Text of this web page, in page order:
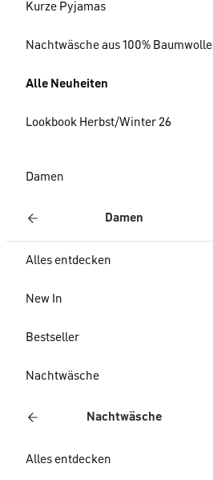
Kurze Pyjamas
Nachtwäsche aus 100% Baumwolle
Alle Neuheiten
Lookbook Herbst/Winter 26
Damen
Damen
Alles entdecken
New In
Bestseller
Nachtwäsche
Nachtwäsche
Alles entdecken